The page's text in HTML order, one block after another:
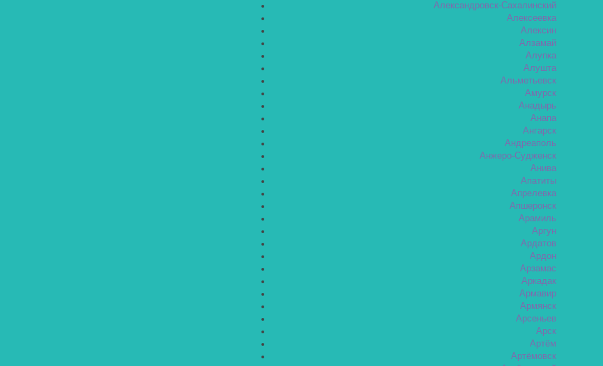
Александровск-Сахалинский
Алексеевка
Алексин
Алзамай
Алупка
Алушта
Альметьевск
Амурск
Анадырь
Анапа
Ангарск
Андреаполь
Анжеро-Судженск
Анива
Апатиты
Апрелевка
Апшеронск
Арамиль
Аргун
Ардатов
Ардон
Арзамас
Аркадак
Армавир
Армянск
Арсеньев
Арск
Артём
Артёмовск